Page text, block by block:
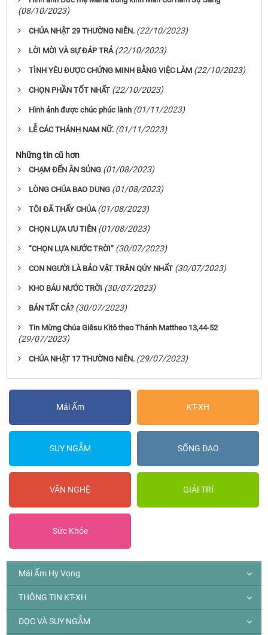
(08/10/2023)
CHÚA NHẬT 29 THƯỜNG NIÊN. (22/10/2023)
LỜI MỜI VÀ SỰ ĐÁP TRẢ (22/10/2023)
TÌNH YÊU ĐƯỢC CHỨNG MINH BẰNG VIỆC LÀM (22/10/2023)
CHỌN PHẦN TỐT NHẤT (22/10/2023)
Hình ảnh được chúc phúc lành (01/11/2023)
LỄ CÁC THÁNH NAM NỮ. (01/11/2023)
Những tin cũ hơn
CHẠM ĐẾN ÂN SỦNG (01/08/2023)
LÒNG CHÚA BAO DUNG (01/08/2023)
TÔI ĐÃ THẤY CHÚA (01/08/2023)
CHỌN LỰA ƯU TIÊN (01/08/2023)
“CHỌN LỰA NƯỚC TRỜI” (30/07/2023)
CON NGƯỜI LÀ BẢO VẬT TRÂN QÚY NHẤT (30/07/2023)
KHO BÁU NƯỚC TRỜI (30/07/2023)
BÁN TẤT CẢ? (30/07/2023)
Tin Mừng Chúa Giêsu Kitô theo Thánh Mattheo 13,44-52
(29/07/2023)
CHÚA NHẬT 17 THƯỜNG NIÊN. (29/07/2023)
Mái Ấm KT-XH
SUY NGẪM SỐNG ĐẠO
VĂN NGHỆ GIẢI TRÍ
Sức Khỏe
Mái Ấm Hy Vọng
THÔNG TIN KT-XH
ĐỌC VÀ SUY NGẪM